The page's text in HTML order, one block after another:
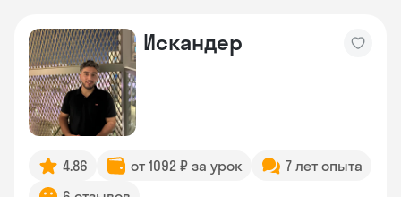
Искандер
4.86 от 1092 ₽ за урок
7 лет опыта